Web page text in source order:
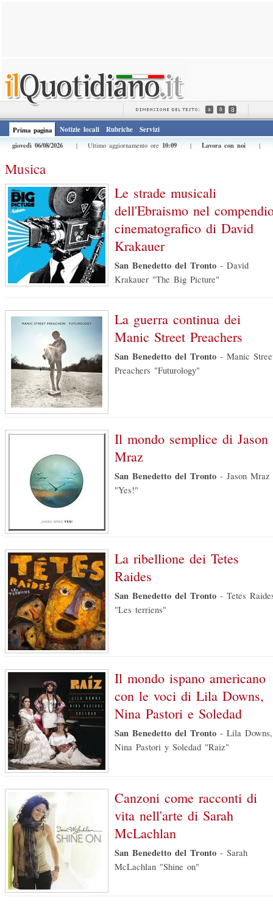
Prima pagina Notizie locali Rubriche
Servizi
giovedì 06/08/2026
| Ultimo aggiornamento ore 10:09 | Lavora con noi |
Musica
Le strade musicali
dell'Ebraismo nel
cinematografico di David
Krakauer
San Benedetto del Tronto - David
Krakauer "The Big Picture"
La guerra continua dei
Manic Street Preachers
San Benedetto del Tronto - Manic
Preachers "Futurology"
Il mondo semplice di Jason
Mraz
San Benedetto del Tronto - Jason Mraz
"Yes!"
La ribellione dei Tetes
Raides
San Benedetto del Tronto - Tetes
"Les terriens"
Il mondo ispano americano
con le voci di Lila Downs,
Nina Pastori e Soledad
San Benedetto del Tronto - Lila Downs,
Nina Pastori y Soledad "Raiz"
Canzoni come racconti di
vita nell'arte di Sarah
McLachlan
San Benedetto del Tronto - Sarah
McLachlan "Shine on"